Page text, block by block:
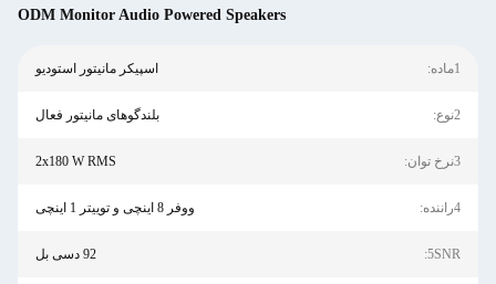
ODM Monitor Audio Powered Speakers
1ماده: اسپیکر مانیتور استودیو
2نوع: بلندگوهای مانیتور فعال
3نرخ توان: 2x180 W RMS
4راننده: ووفر 8 اینچی و توییتر 1 اینچی
5SNR: 92 دسی بل